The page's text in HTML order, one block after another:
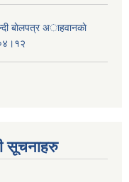
बाेलपत्र अाहवानकाे
सूचनाहरु